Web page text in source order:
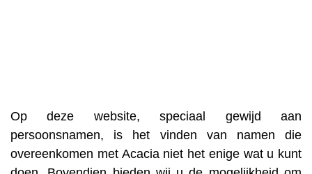
Op deze website, speciaal gewijd aan
persoonsnamen, is het vinden van namen die
overeenkomen met Acacia niet het enige wat u kunt